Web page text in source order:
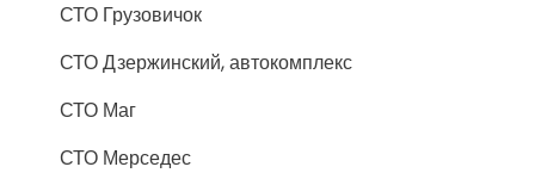
СТО Грузовичок
СТО Дзержинский, автокомплекс
СТО Маг
СТО Мерседес